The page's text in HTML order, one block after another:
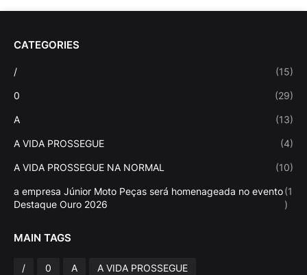
CATEGORIES
/ (15)
0 (29)
A (13)
A VIDA PROSSEGUE (4)
A VIDA PROSSEGUE NA NORMAL (10)
a empresa Júnior Moto Peças será homenageada no evento
Destaque Ouro 2026
(1
)
MAIN TAGS
/ 0 A
A VIDA PROSSEGUE